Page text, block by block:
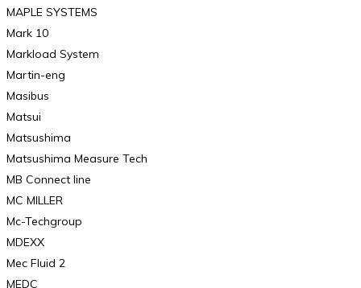
MAPLE SYSTEMS
Mark 10
Markload System
Martin-eng
Masibus
Matsui
Matsushima
Matsushima Measure Tech
MB Connect line
MC MILLER
Mc-Techgroup
MDEXX
Mec Fluid 2
MEDC